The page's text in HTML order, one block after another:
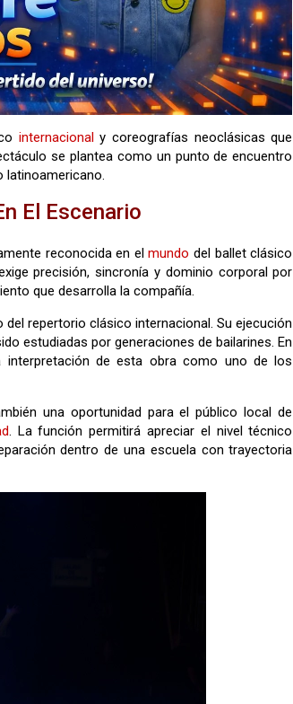
internacionaly coreografías neoclásicas que
se plantea como un punto de encuentro
latinoamericano.
El Escenario
reconocida en elmundo del ballet clásico
precisión, sincronía y dominio corporal por
que desarrolla la compañía.
repertorio clásico internacional. Su ejecución
estudiadas por generaciones de bailarines. En
de esta obra como uno de los
una oportunidad para el público local de
. La función permitirá apreciar el nivel técnico
dentro de una escuela con trayectoria